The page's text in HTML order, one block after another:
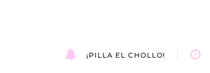
¡PILLA EL CHOLLO!